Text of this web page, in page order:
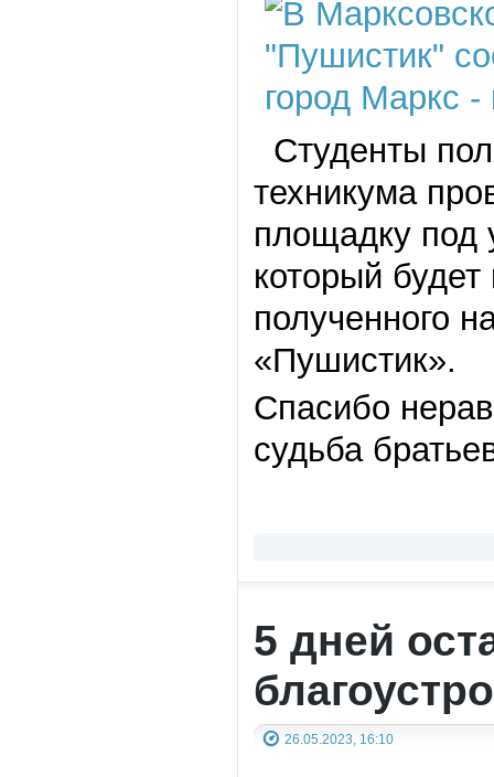
Студенты
техникума
площадку под
который будет
полученного
«Пушистик».
Спасибо
судьба
5 дней
26.05.2023, 16:10